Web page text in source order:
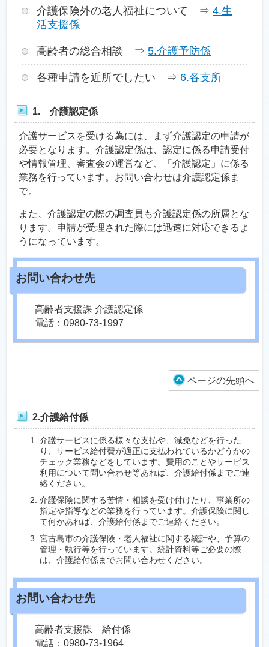
介護保険外の老人福祉について ⇒ 4.生
活支援係
高齢者の総合相談 ⇒ 5.介護予防係
各種申請を近所でしたい ⇒ 6.各支所
1. 介護認定係
介護サービスを受ける為には、まず介護認定の申請が
必要となります。介護認定係は、認定に係る申請受付
や情報管理、審査会の運営など、「介護認定」に係る
業務を行っています。お問い合わせは介護認定係ま
で。
また、介護認定の際の調査員も介護認定係の所属とな
ります。申請が受理された際には迅速に対応できるよ
うになっています。
高齢者支援課 介護認定係
電話：0980-73-1997
ページの先頭へ
2.介護給付係
介護サービスに係る様々な支払や、減免などを行った
り、サービス給付費が適正に支払われているかどうかの
チェック業務などをしています。費用のことやサービス
利用について問い合わせ等あれば、介護給付係までご連
絡ください。
介護保険に関する苦情・相談を受け付けたり、事業所の
指定や指導などの業務を行っています。介護保険に関し
て何かあれば、介護給付係までご連絡ください。
宮古島市の介護保険・老人福祉に関する統計や、予算の
管理・執行等を行っています。統計資料等ご必要の際
は、介護給付係までお問い合わせください。
高齢者支援課 給付係
電話：0980-73-1964